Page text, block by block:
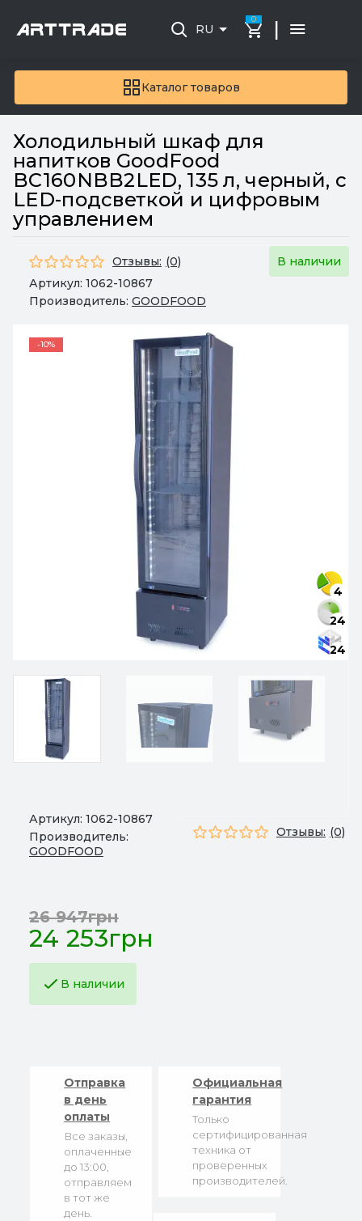
Каталог товаров
RU
0 |
Холодильный шкаф для
напитков GoodFood
BC160NBB2LED, 135 л, черный, с
LED-подсветкой и цифровым
управлением
Отзывы: (0)
В наличии
Артикул: 1062-10867
Производитель: GOODFOOD
-10%
4
24
24
Артикул: 1062-10867
Производитель:
GOODFOOD
Отзывы: (0)
24 253грн
26 947грн
В наличии
Отправка
в день
оплаты
Все заказы,
оплаченные
до 13:00,
отправляем
в тот же
день.
Официальная
гарантия
Только
сертифицированная
техника от
проверенных
производителей.